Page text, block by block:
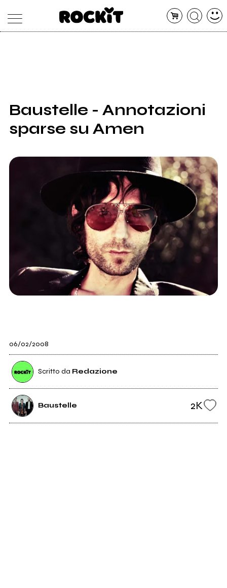
SHOP
RADIO
Baustelle - Annotazioni
sparse su Amen
06/02/2008
Scritto da Redazione
Baustelle 2K